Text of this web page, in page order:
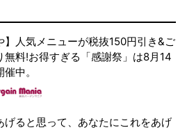
】人気メニューが税抜150円引き&ご
無料!お得すぎる「感謝祭」は8月14
中。
げると思って、あなたにこれをあげ